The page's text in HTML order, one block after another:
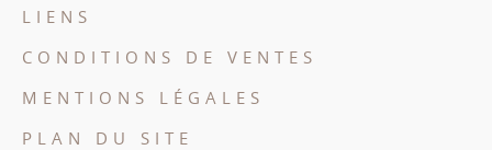
LIENS
CONDITIONS DE VENTES
MENTIONS LÉGALES
PLAN DU SITE